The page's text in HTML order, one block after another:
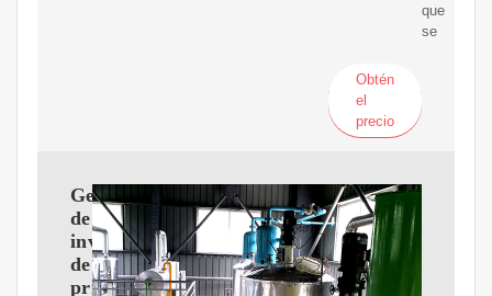
que
se
Obtén
el
precio
Gestión
de
inventarios
de
primera